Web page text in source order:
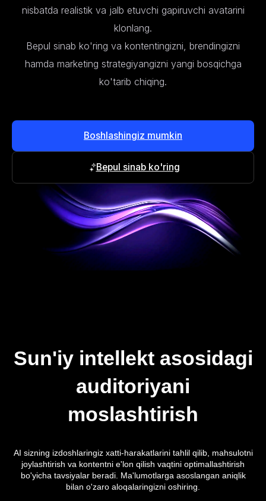
nisbatda realistik va jalb etuvchi gapiruvchi avatarini
klonlang.
Bepul sinab ko'ring va kontentingizni, brendingizni
hamda marketing strategiyangizni yangi bosqichga
ko'tarib chiqing.
Boshlashingiz mumkin
Bepul sinab ko'ring
Sun'iy intellekt asosidagi
auditoriyani
moslashtirish
AI sizning izdoshlaringiz xatti-harakatlarini tahlil qilib, mahsulotni
joylashtirish va kontentni e'lon qilish vaqtini optimallashtirish
bo'yicha tavsiyalar beradi. Ma'lumotlarga asoslangan aniqlik
bilan o'zaro aloqalaringizni oshiring.